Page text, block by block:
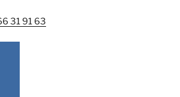
31 91 63